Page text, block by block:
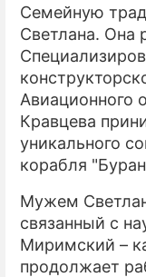
Семейную
Светлана. Она
Авиационного
Кравцева
уникального
корабля
Мужем
связанный с
Миримский –
продолжает